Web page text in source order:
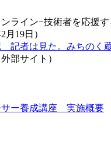
ライン−技術者を応援す
19日）
記者は見た。みちのく
部サイト）
サー養成講座 実施概要